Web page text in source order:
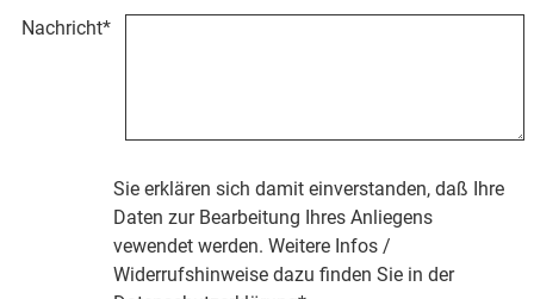
Nachricht*
Sie erklären sich damit einverstanden, daß Ihre
Daten zur Bearbeitung Ihres Anliegens
vewendet werden. Weitere Infos /
Widerrufshinweise dazu finden Sie in der